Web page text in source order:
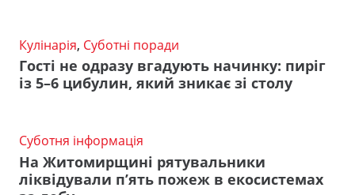
Кулінарія, Суботні поради
Гості не одразу вгадують начинку: пиріг
із 5–6 цибулин, який зникає зі столу
Суботня інформація
На Житомирщині рятувальники
ліквідували п’ять пожеж в екосистемах